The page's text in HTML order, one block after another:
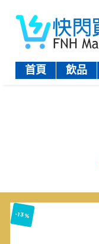
首頁 飲品
-13%